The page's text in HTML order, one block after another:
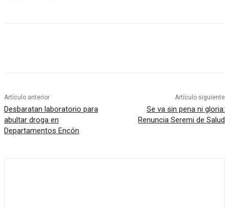
Artículo anterior
Desbaratan laboratorio para
abultar droga en
Departamentos Encón
Artículo siguiente
Se va sin pena ni gloria:
Renuncia Seremi de Salud